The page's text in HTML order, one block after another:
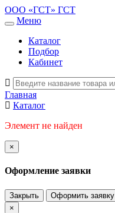
ООО «ГСТ» ГСТ
Меню
Каталог
Подбор
Кабинет
Главная
Каталог
Элемент не найден
×
Оформление заявки
Закрыть
Оформить заявку
×